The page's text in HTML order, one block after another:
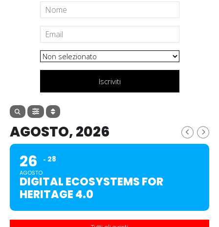
Iscriviti
AGOSTO, 2026
26
AGOSTO
28
DIGITAL ECOSYSTEMS FOR
HERITAGE 4.0